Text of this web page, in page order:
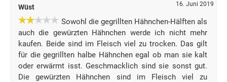
Wüst 16. Juni 2019
Sowohl die gegrillten Hähnchen-Hälften als
auch die gewürzten Hähnchen werde ich nicht mehr
kaufen. Beide sind im Fleisch viel zu trocken. Das gilt
für die gegrillten halbe Hähnchen egal ob man sie kalt
oder erwärmt isst. Geschmacklich sind sie sonst gut.
Die gewürzten Hähnchen sind im Fleisch viel zu